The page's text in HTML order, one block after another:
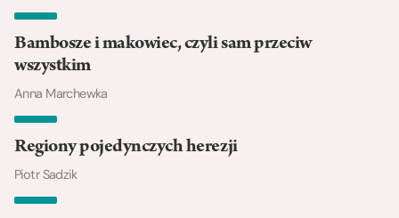
Bambosze i makowiec, czyli sam przeciw
wszystkim
Anna Marchewka
Regiony pojedynczych herezji
Piotr Sadzik